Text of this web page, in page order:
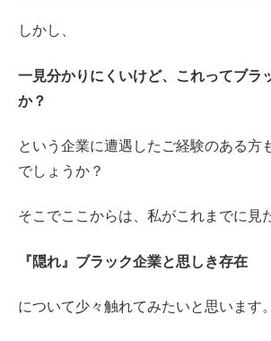
しかし、
一見分かりにくいけど、これってブラ
か？
という企業に遭遇したご経験のある方
でしょうか？
そこでここからは、私がこれまでに見
『隠れ』ブラック企業と思しき存在
について少々触れてみたいと思います。